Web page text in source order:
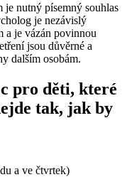
nutný písemný souhlas
je nezávislý
a je vázán povinnou
jsou důvěrné a
dalším osobám.
pro děti, které
tak, jak by
a ve čtvrtek)